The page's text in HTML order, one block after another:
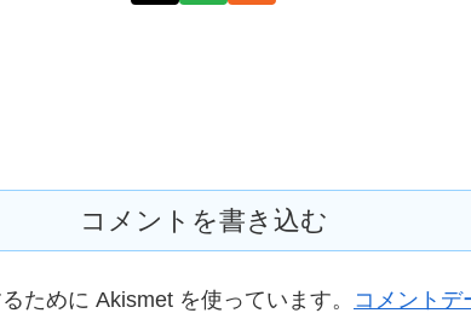
コメントを書き込む
ために Akismet を使っています。 コメントデ